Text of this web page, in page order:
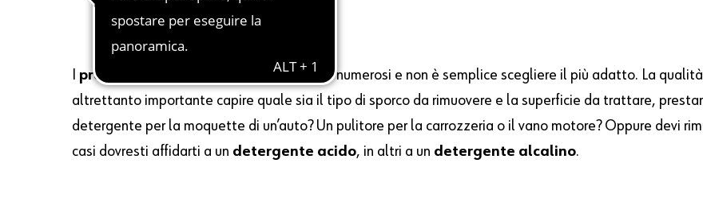
prodotti per la pulizia dell’auto sono numerosi e non è semplice scegliere il più adatto. La
altrettanto importante capire quale sia il tipo di sporco da rimuovere e la superficie da trattare,
detergente per la moquette di un’auto? Un pulitore per la carrozzeria o il vano motore? Oppure devi
casi dovresti affidarti a un detergente acido, in altri a un detergente alcalino.